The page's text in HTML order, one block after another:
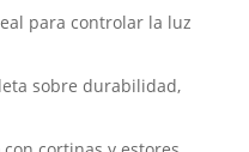
para controlar la luz
sobre durabilidad,